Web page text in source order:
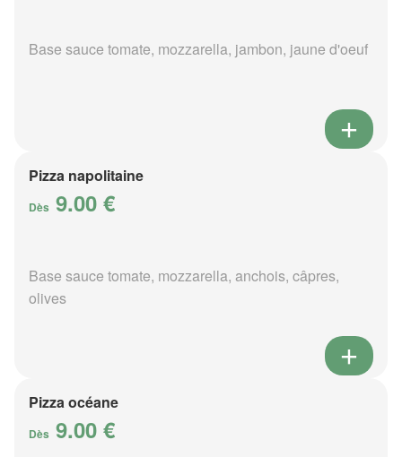
Base sauce tomate, mozzarella, jambon, jaune d'oeuf
Pizza napolitaine
Dès 9.00 €
Base sauce tomate, mozzarella, anchois, câpres,
olives
Pizza océane
Dès 9.00 €